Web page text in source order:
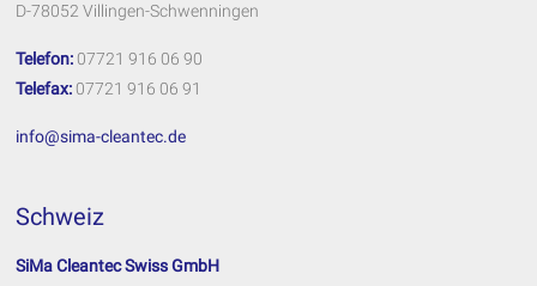
D-78052 Villingen-Schwenningen
Telefon: 07721 916 06 90
Telefax: 07721 916 06 91
info@sima-cleantec.de
Schweiz
SiMa Cleantec Swiss GmbH